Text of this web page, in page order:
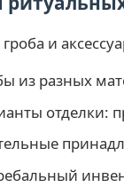
и
из разных
отделки: